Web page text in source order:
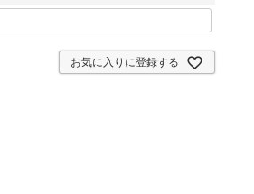
お気に入りに登録する